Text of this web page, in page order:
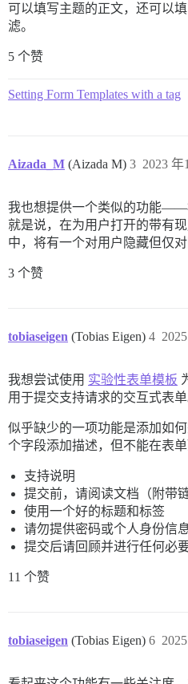
可以填写主题的正文，还可以
滤。
5 个赞
Setting Form Templates with a tag
Aizada_M (Aizada M) 2023 年
3
我也想提供一个类似的功能——
就是说，在为用户打开的带有
中，将有一个对用户隐藏但仅
3 个赞
tobiaseigen (Tobias Eigen) 4
我想尝试使用 实验性表单模板
用于提交支持请求的交互式表单
似乎缺少的一项功能是添加如
个字段添加描述，但不能在表
支持说明
提交前，请阅读文档（附带链
使用一个好的标题和标签
请勿提供密码或个人身份信
提交后请回顾并进行任何必
11 个赞
tobiaseigen (Tobias Eigen) 6